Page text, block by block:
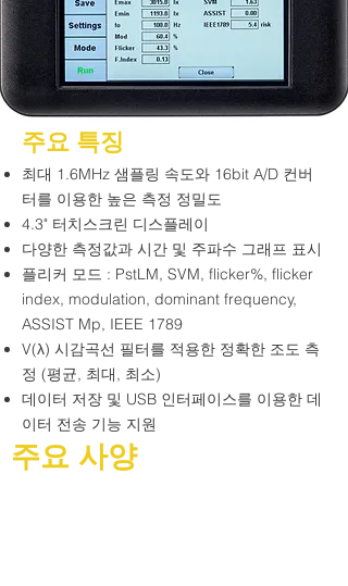
주요 특징
최대 1.6MHz 샘플링 속도와 16bit A/D 컨버
터를 이용한 높은 측정 정밀도
4.3" 터치스크린 디스플레이
다양한 측정값과 시간 및 주파수 그래프 표시
플리커 모드 : PstLM, SVM, flicker%, flicker
index, modulation, dominant frequency,
ASSIST Mp, IEEE 1789
V(λ) 시감곡선 필터를 적용한 정확한 조도 측
정 (평균, 최대, 최소)
데이터 저장 및 USB 인터페이스를 이용한 데
이터 전송 기능 지원
주요 사양